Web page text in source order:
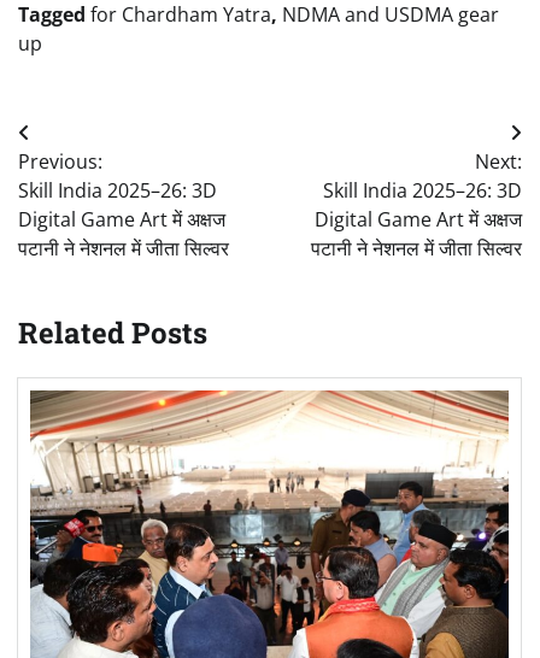
Tagged for Chardham Yatra, NDMA and USDMA gear
up
Post
navigation
Previous:
Skill India 2025–26: 3D
Digital Game Art में अक्षज
पटानी ने नेशनल में जीता सिल्वर
Next:
Skill India 2025–26: 3D
Digital Game Art में अक्षज
पटानी ने नेशनल में जीता सिल्वर
Related Posts